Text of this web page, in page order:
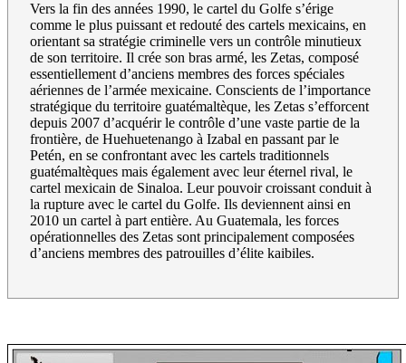
Vers la fin des années 1990, le cartel du Golfe s’érige
comme le plus puissant et redouté des cartels mexicains, en
orientant sa stratégie criminelle vers un contrôle minutieux
de son territoire. Il crée son bras armé, les Zetas, composé
essentiellement d’anciens membres des forces spéciales
aériennes de l’armée mexicaine. Conscients de l’importance
stratégique du territoire guatémaltèque, les Zetas s’efforcent
depuis 2007 d’acquérir le contrôle d’une vaste partie de la
frontière, de Huehuetenango à Izabal en passant par le
Petén, en se confrontant avec les cartels traditionnels
guatémaltèques mais également avec leur éternel rival, le
cartel mexicain de Sinaloa. Leur pouvoir croissant conduit à
la rupture avec le cartel du Golfe. Ils deviennent ainsi en
2010 un cartel à part entière. Au Guatemala, les forces
opérationnelles des Zetas sont principalement composées
d’anciens membres des patrouilles d’élite kaibiles.